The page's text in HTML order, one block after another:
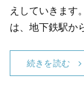
えしていきます
は、地下鉄駅か
続きを読む